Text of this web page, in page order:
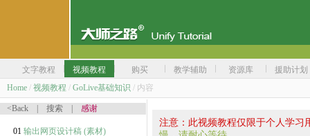
文字教程 视频教程 购买 教学辅助 资源库
援助计划
Home / 视频教程 / GoLive基础知识 / 内容
<Back 搜索 感谢
01 输出网页设计稿 (素材)
注意：此视频教程仅限于个人学